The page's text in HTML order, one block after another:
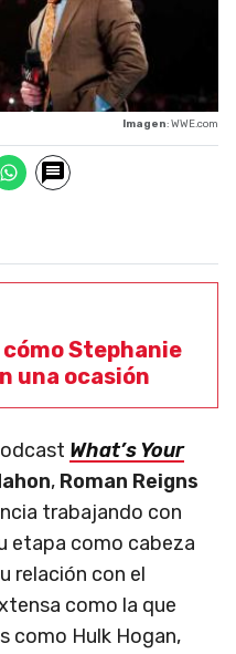
Imagen: WWE.com
Stephanie
una ocasión
What’s Your
, Roman Reigns
trabajando con
etapa como cabeza
relación con el
como la que
como Hulk Hogan,